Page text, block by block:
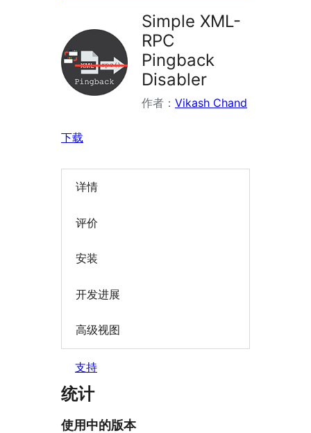
Simple XML-
RPC
Pingback
Disabler
作者： Vikash Chand
下载
详情
评价
安装
开发进展
高级视图
支持
统计
使用中的版本